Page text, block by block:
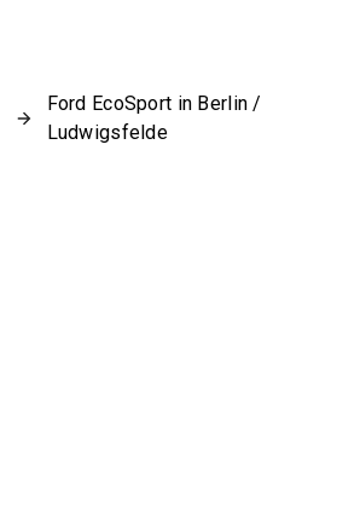
Ford EcoSport in Berlin /
Ludwigsfelde